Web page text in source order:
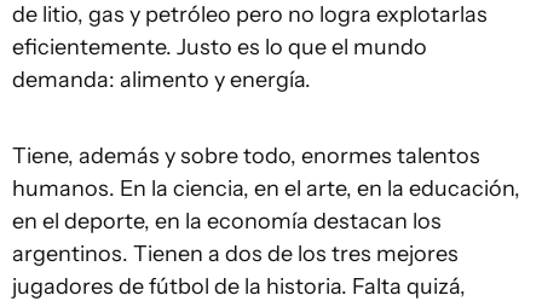
de litio, gas y petróleo pero no logra explotarlas
eficientemente. Justo es lo que el mundo
demanda: alimento y energía.
Tiene, además y sobre todo, enormes talentos
humanos. En la ciencia, en el arte, en la educación,
en el deporte, en la economía destacan los
argentinos. Tienen a dos de los tres mejores
jugadores de fútbol de la historia. Falta quizá,